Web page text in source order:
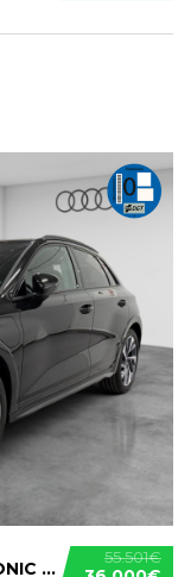
55.501€
AUDI A3 ALLSTREET GENUINE S TRONIC 40 TFSIE